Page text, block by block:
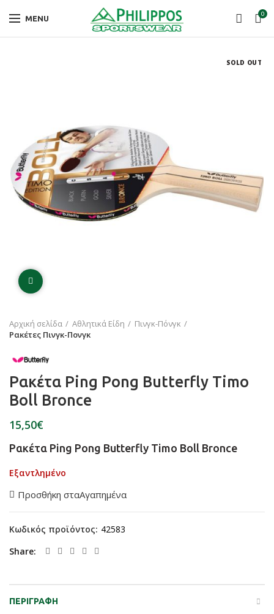
MENU 0
SOLD OUT
Αρχική σελίδα Αθλητικά Είδη
Πινγκ-Πόνγκ
Ρακέτες Πινγκ-Πονγκ
Ρακέτα Ping Pong Butterfly Timo
Boll Bronce
€
Ρακέτα Ping Pong Butterfly Timo Boll Bronce
Εξαντλημένο
Προσθήκη σταΑγαπημένα
Κωδικός προϊόντος: 42583
Share
ΠΕΡΙΓΡΑΦΉ